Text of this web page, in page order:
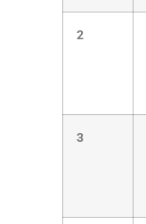
2
3